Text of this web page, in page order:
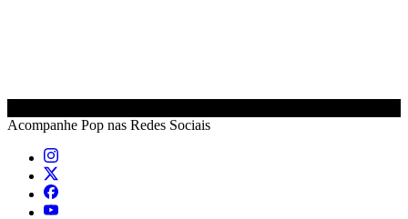
Acompanhe Pop nas Redes Sociais